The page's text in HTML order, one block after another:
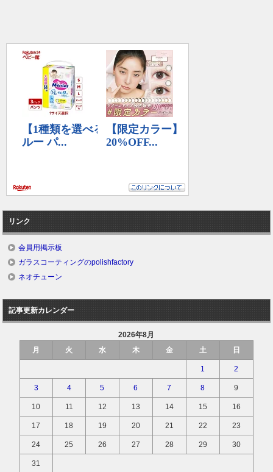
リンク
会員用掲示板
ガラスコーティングのpolishfactory
ネオチューン
記事更新カレンダー
2026年8月
月
火 水 木 金 土 日
1 2
3 4 5 6 7 8 9
10 11 12 13 14 15 16
17 18 19 20 21 22 23
24 25 26 27 28 29 30
31